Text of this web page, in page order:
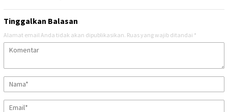
Tinggalkan Balasan
Alamat email Anda tidak akan dipublikasikan. Ruas yang wajib ditandai *